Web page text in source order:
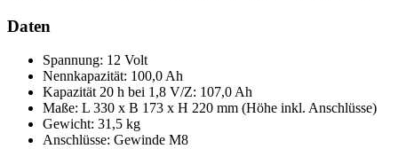
Daten
Spannung: 12 Volt
Nennkapazität: 100,0 Ah
Kapazität 20 h bei 1,8 V/Z: 107,0 Ah
Maße: L 330 x B 173 x H 220 mm (Höhe inkl. Anschlüsse)
Gewicht: 31,5 kg
Anschlüsse: Gewinde M8